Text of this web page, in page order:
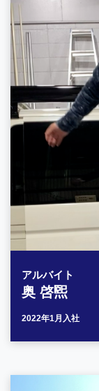
アルバイト
奥 啓煕
2022年1月入社